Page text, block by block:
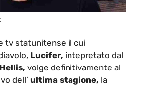
tv statunitense il cui
Lucifer, intepretato dal
volge definitivamente al
dell’ ultima stagione, la